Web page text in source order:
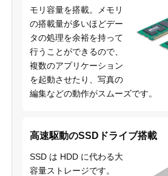
モリ容量を搭載。メモリ
の搭載量が多いほどデー
タの処理を余裕を持って
行うことができるので、
複数のアプリケーション
を起動させたり、写真の
編集などの動作がスムーズです。
高速駆動のSSDドライブ搭載
SSD は HDD に代わる大
容量ストレージです。